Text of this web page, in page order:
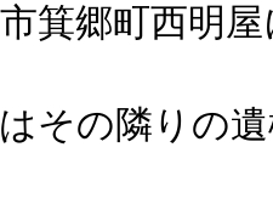
箕郷町西明
その隣りの